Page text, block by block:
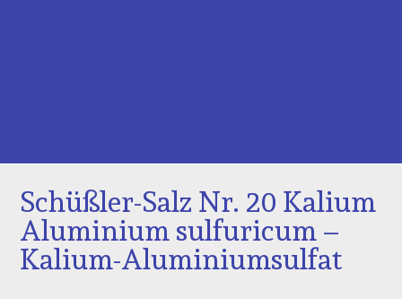
Schüßler-Salz Nr. 20 Kalium
Aluminium sulfuricum –
Kalium-Aluminiumsulfat